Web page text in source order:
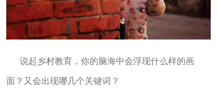
说起乡村教育，你的脑海中会浮现什么样的画
面？又会出现哪几个关键词？